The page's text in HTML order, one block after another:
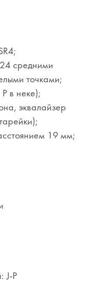
средними
точками;
в неке);
эквалайзер
19 мм;
J-P